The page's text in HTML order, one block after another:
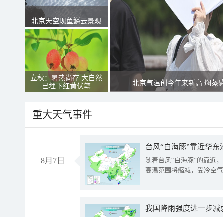
北京天空现鱼鳞云景观
立秋：暑热尚存 大自然
已埋下红黄伏笔
北京气温创今年来新高 焖蒸
重大天气事件
8月7日
台风“白海豚”靠近华
随着台风“白海豚”的靠近
高温范围将缩减，受冷空